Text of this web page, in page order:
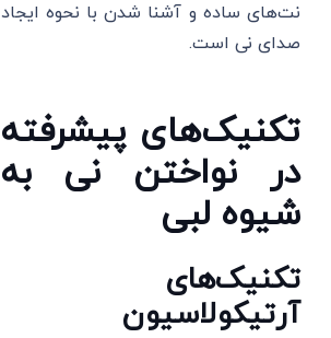
نت‌های ساده و آشنا شدن با نحوه ایجاد
صدای نی است.
تکنیک‌های پیشرفته
در نواختن نی به
شیوه لبی
تکنیک‌های
آرتیکولاسیون